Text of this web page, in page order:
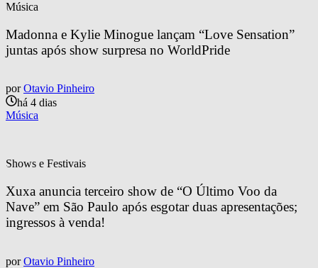
Música
Madonna e Kylie Minogue lançam “Love Sensation”
juntas após show surpresa no WorldPride
por Otavio Pinheiro
há 4 dias
Música
Shows e Festivais
Xuxa anuncia terceiro show de “O Último Voo da
Nave” em São Paulo após esgotar duas apresentações;
ingressos à venda!
por Otavio Pinheiro